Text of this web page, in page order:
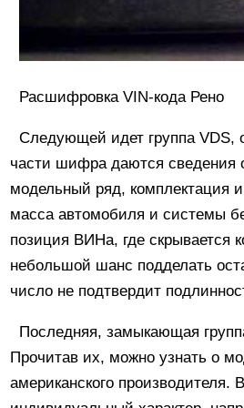
Расшифровка VIN-кода Рено
Следующей идет группа VDS,
части шифра даются сведения
модельный ряд, комплектация
масса автомобиля и системы
позиция ВИНа, где скрывается
небольшой шанс подделать
число не подтвердит
Последняя, замыкающая
Прочитав их, можно узнать о
американского